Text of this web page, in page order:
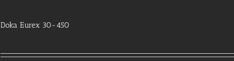
Doka Eurex 30-450